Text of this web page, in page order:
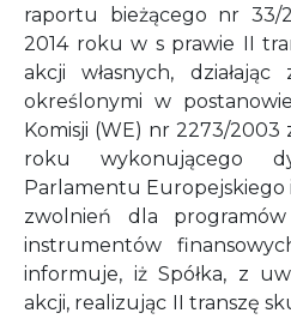
raportu bieżącego nr
2014 roku w s prawie II
akcji własnych,
określonymi w
Komisji (WE) nr 2273/
roku wykonującego
Parlamentu Europejskiego
zwolnień dla
instrumentów finansowych
informuje, iż Spółka, z
akcji, realizując II transzę